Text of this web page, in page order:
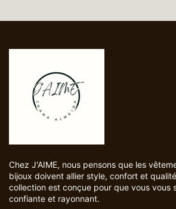
Chez J'AIME, nous pensons que les
bijoux doivent allier style, confort et
collection est conçue pour que vous vous
confiante et rayonnant.